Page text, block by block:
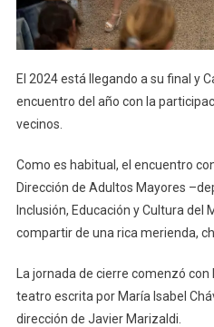
El 2024 está llegando a su final y
encuentro del año con la
vecinos.
Como es habitual, el encuentro
Dirección de Adultos Mayores
Inclusión, Educación y Cultura
compartir de una rica merienda,
La jornada de cierre comenzó
teatro escrita por María Isabel
dirección de Javier Marizaldi.